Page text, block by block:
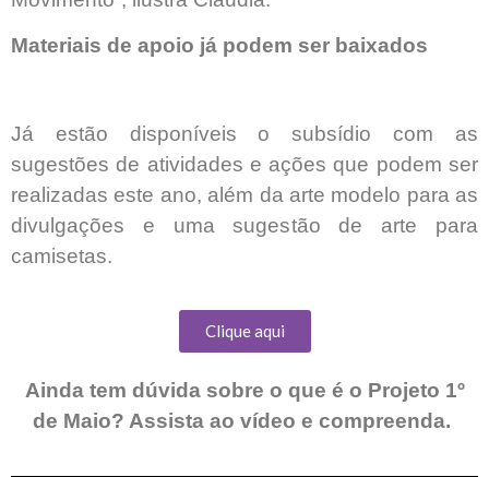
Materiais de apoio já podem ser baixados
Já estão disponíveis o subsídio com as
sugestões de atividades e ações que podem ser
realizadas este ano, além da arte modelo para as
divulgações e uma sugestão de arte para
camisetas.
Clique aqui
Ainda tem dúvida sobre o que é o Projeto 1º
de Maio? Assista ao vídeo e compreenda.